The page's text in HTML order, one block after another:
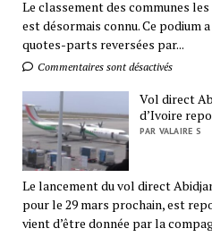
Le classement des communes
est désormais connu. Ce podium
quotes-parts reversées par...
Commentaires sont désactivés
Vol direct
d’Ivoire
PAR VALAIRE S
Le lancement du vol direct
pour le 29 mars prochain, est
vient d’être donnée par la